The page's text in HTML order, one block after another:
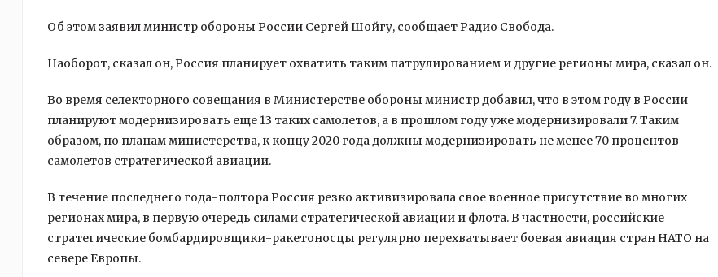
Об этом заявил министр обороны России Сергей Шойгу, сообщает Радио Свобода.
Наоборот, сказал он, Россия планирует охватить таким патрулированием и другие регионы мира, сказал он.
Во время селекторного совещания в Министерстве обороны министр добавил, что в этом году в России
планируют модернизировать еще 13 таких самолетов, а в прошлом году уже модернизировали 7. Таким
образом, по планам министерства, к концу 2020 года должны модернизировать не менее 70 процентов
самолетов стратегической авиации.
В течение последнего года-полтора Россия резко активизировала свое военное присутствие во многих
регионах мира, в первую очередь силами стратегической авиации и флота. В частности, российские
стратегические бомбардировщики-ракетоносцы регулярно перехватывает боевая авиация стран НАТО на
севере Европы.